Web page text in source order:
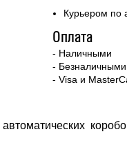
Курьером по
Оплата
- Наличными
- Безналичными
- Visa и